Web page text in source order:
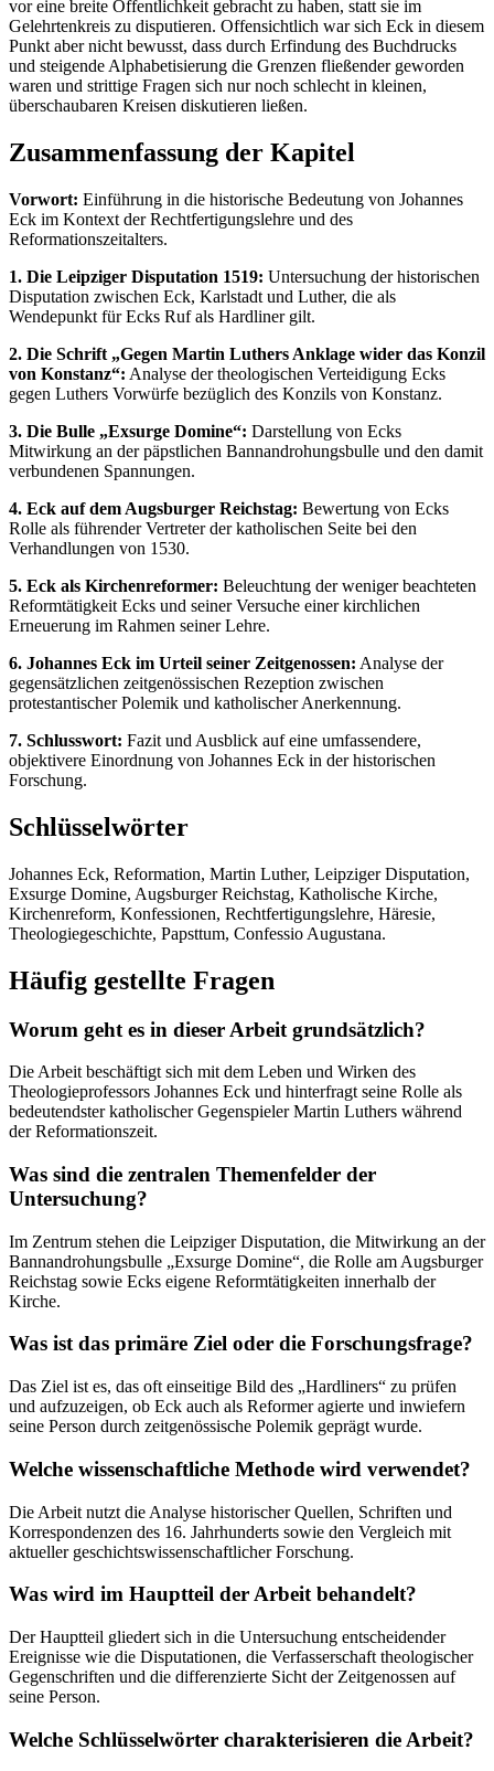
vor eine breite Öffentlichkeit gebracht zu haben, statt sie im
Gelehrtenkreis zu disputieren. Offensichtlich war sich Eck in diesem
Punkt aber nicht bewusst, dass durch Erfindung des Buchdrucks
und steigende Alphabetisierung die Grenzen fließender geworden
waren und strittige Fragen sich nur noch schlecht in kleinen,
überschaubaren Kreisen diskutieren ließen.
Zusammenfassung der Kapitel
Vorwort: Einführung in die historische Bedeutung von Johannes
Eck im Kontext der Rechtfertigungslehre und des
Reformationszeitalters.
1. Die Leipziger Disputation 1519: Untersuchung der historischen
Disputation zwischen Eck, Karlstadt und Luther, die als
Wendepunkt für Ecks Ruf als Hardliner gilt.
2. Die Schrift „Gegen Martin Luthers Anklage wider das Konzil
von Konstanz“: Analyse der theologischen Verteidigung Ecks
gegen Luthers Vorwürfe bezüglich des Konzils von Konstanz.
3. Die Bulle „Exsurge Domine“: Darstellung von Ecks
Mitwirkung an der päpstlichen Bannandrohungsbulle und den damit
verbundenen Spannungen.
4. Eck auf dem Augsburger Reichstag: Bewertung von Ecks
Rolle als führender Vertreter der katholischen Seite bei den
Verhandlungen von 1530.
5. Eck als Kirchenreformer: Beleuchtung der weniger beachteten
Reformtätigkeit Ecks und seiner Versuche einer kirchlichen
Erneuerung im Rahmen seiner Lehre.
6. Johannes Eck im Urteil seiner Zeitgenossen: Analyse der
gegensätzlichen zeitgenössischen Rezeption zwischen
protestantischer Polemik und katholischer Anerkennung.
7. Schlusswort: Fazit und Ausblick auf eine umfassendere,
objektivere Einordnung von Johannes Eck in der historischen
Forschung.
Schlüsselwörter
Johannes Eck, Reformation, Martin Luther, Leipziger Disputation,
Exsurge Domine, Augsburger Reichstag, Katholische Kirche,
Kirchenreform, Konfessionen, Rechtfertigungslehre, Häresie,
Theologiegeschichte, Papsttum, Confessio Augustana.
Häufig gestellte Fragen
Worum geht es in dieser Arbeit grundsätzlich?
Die Arbeit beschäftigt sich mit dem Leben und Wirken des
Theologieprofessors Johannes Eck und hinterfragt seine Rolle als
bedeutendster katholischer Gegenspieler Martin Luthers während
der Reformationszeit.
Was sind die zentralen Themenfelder der
Untersuchung?
Im Zentrum stehen die Leipziger Disputation, die Mitwirkung an der
Bannandrohungsbulle „Exsurge Domine“, die Rolle am Augsburger
Reichstag sowie Ecks eigene Reformtätigkeiten innerhalb der
Kirche.
Was ist das primäre Ziel oder die Forschungsfrage?
Das Ziel ist es, das oft einseitige Bild des „Hardliners“ zu prüfen
und aufzuzeigen, ob Eck auch als Reformer agierte und inwiefern
seine Person durch zeitgenössische Polemik geprägt wurde.
Welche wissenschaftliche Methode wird verwendet?
Die Arbeit nutzt die Analyse historischer Quellen, Schriften und
Korrespondenzen des 16. Jahrhunderts sowie den Vergleich mit
aktueller geschichtswissenschaftlicher Forschung.
Was wird im Hauptteil der Arbeit behandelt?
Der Hauptteil gliedert sich in die Untersuchung entscheidender
Ereignisse wie die Disputationen, die Verfasserschaft theologischer
Gegenschriften und die differenzierte Sicht der Zeitgenossen auf
seine Person.
Welche Schlüsselwörter charakterisieren die Arbeit?